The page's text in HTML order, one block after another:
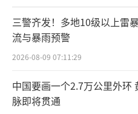
三警齐发！多地10级以上雷
流与暴雨预警
2026-08-09 07:11:29
中国要画一个2.7万公里外环
脉即将贯通